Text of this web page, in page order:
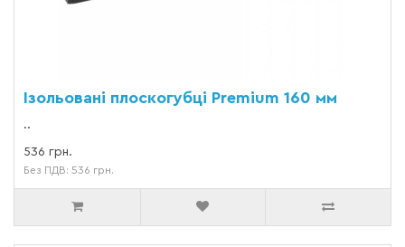
Ізольовані плоскогубці Premium 160 мм
..
536 грн.
Без ПДВ: 536 грн.